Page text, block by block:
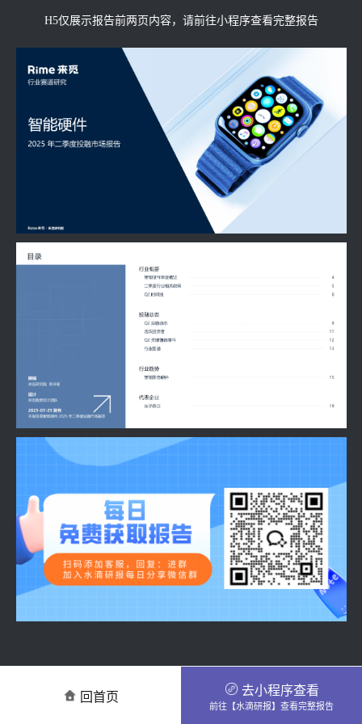
H5仅展示报告前两页内容，请前往小程序查看完整报告
回首页 去小程序查看
前往【水滴研报】查看完整报告